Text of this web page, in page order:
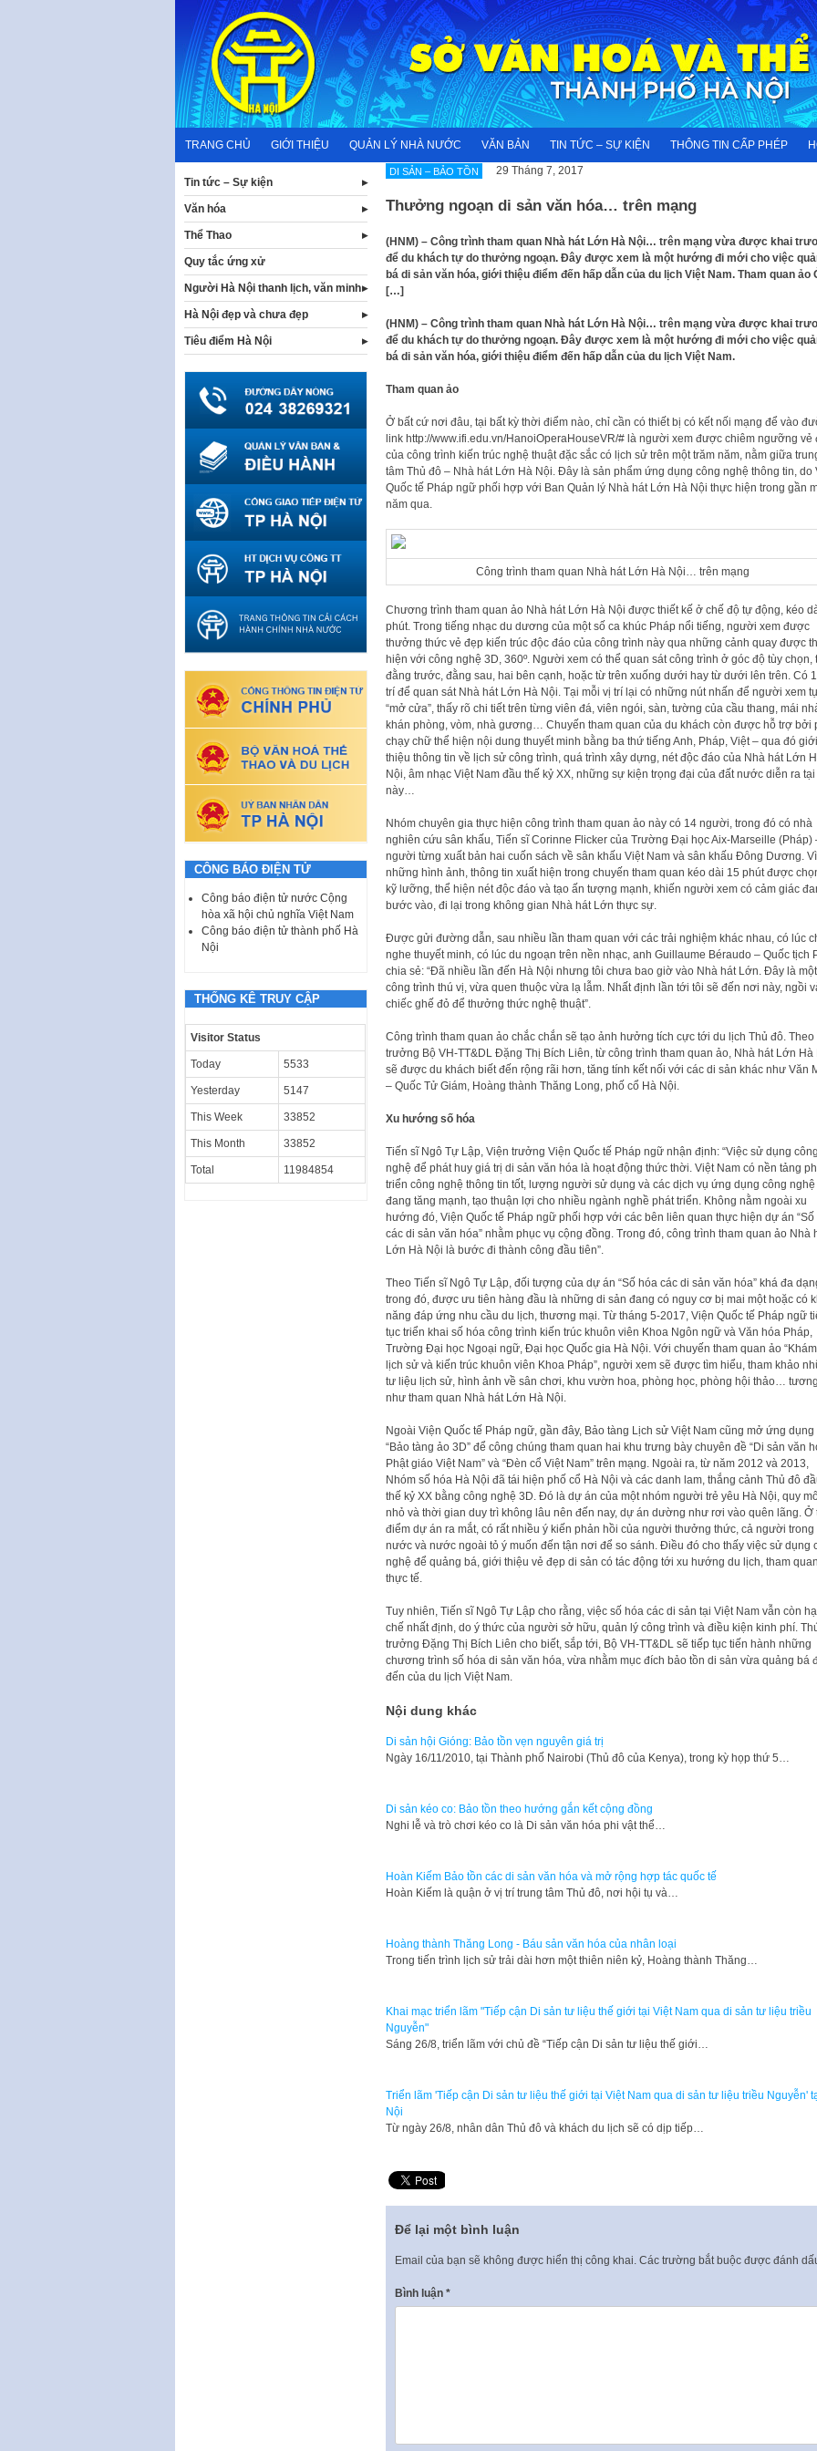
content
TRANG CHỦ GIỚI THIỆU QUẢN LÝ NHÀ NƯỚC VĂN BẢN TIN TỨC – SỰ KIỆN THÔNG TIN CẤP PHÉP
DI SẢN – BẢO TỒN 29 Tháng 7, 2017
Thưởng ngoạn di sản văn hóa… trên mạng
(HNM) – Công trình tham quan Nhà hát Lớn Hà Nội… trên mạng vừa được khai
để du khách tự do thưởng ngoạn. Đây được xem là một hướng đi mới cho việc
bá di sản văn hóa, giới thiệu điểm đến hấp dẫn của du lịch Việt Nam. Tham quan ảo
[…]
(HNM) – Công trình tham quan Nhà hát Lớn Hà Nội… trên mạng vừa được khai
để du khách tự do thưởng ngoạn. Đây được xem là một hướng đi mới cho việc
bá di sản văn hóa, giới thiệu điểm đến hấp dẫn của du lịch Việt Nam.
Tham quan ảo
Ở bất cứ nơi đâu, tại bất kỳ thời điểm nào, chỉ cần có thiết bị có kết nối mạng để vào
link http://www.ifi.edu.vn/HanoiOperaHouseVR/# là người xem được chiêm ngưỡng vẻ
của công trình kiến trúc nghệ thuật đặc sắc có lịch sử trên một trăm năm, nằm giữa
tâm Thủ đô – Nhà hát Lớn Hà Nội. Đây là sản phẩm ứng dụng công nghệ thông tin, do
Quốc tế Pháp ngữ phối hợp với Ban Quản lý Nhà hát Lớn Hà Nội thực hiện trong gần
năm qua.
Công trình tham quan Nhà hát Lớn Hà Nội… trên mạng
Chương trình tham quan ảo Nhà hát Lớn Hà Nội được thiết kế ở chế độ tự động, kéo
phút. Trong tiếng nhạc du dương của một số ca khúc Pháp nổi tiếng, người xem được
thưởng thức vẻ đẹp kiến trúc độc đáo của công trình này qua những cảnh quay được
hiện với công nghệ 3D, 360º. Người xem có thể quan sát công trình ở góc độ tùy chọn,
đằng trước, đằng sau, hai bên cạnh, hoặc từ trên xuống dưới hay từ dưới lên trên. Có
trí để quan sát Nhà hát Lớn Hà Nội. Tại mỗi vị trí lại có những nút nhấn để người xem
“mở cửa”, thấy rõ chi tiết trên từng viên đá, viên ngói, sàn, tường của cầu thang, mái
khán phòng, vòm, nhà gương… Chuyến tham quan của du khách còn được hỗ trợ bởi
chạy chữ thể hiện nội dung thuyết minh bằng ba thứ tiếng Anh, Pháp, Việt – qua đó giới
thiệu thông tin về lịch sử công trình, quá trình xây dựng, nét độc đáo của Nhà hát Lớn
Nội, âm nhạc Việt Nam đầu thế kỷ XX, những sự kiện trọng đại của đất nước diễn ra
này…
Nhóm chuyên gia thực hiện công trình tham quan ảo này có 14 người, trong đó có nhà
nghiên cứu sân khấu, Tiến sĩ Corinne Flicker của Trường Đại học Aix-Marseille (Pháp)
người từng xuất bản hai cuốn sách về sân khấu Việt Nam và sân khấu Đông Dương. Vì
những hình ảnh, thông tin xuất hiện trong chuyến tham quan kéo dài 15 phút được
kỹ lưỡng, thể hiện nét độc đáo và tạo ấn tượng mạnh, khiến người xem có cảm giác
bước vào, đi lại trong không gian Nhà hát Lớn thực sự.
Được gửi đường dẫn, sau nhiều lần tham quan với các trải nghiệm khác nhau, có lúc
nghe thuyết minh, có lúc du ngoạn trên nền nhạc, anh Guillaume Béraudo – Quốc tịch
chia sẻ: “Đã nhiều lần đến Hà Nội nhưng tôi chưa bao giờ vào Nhà hát Lớn. Đây là một
công trình thú vị, vừa quen thuộc vừa lạ lẫm. Nhất định lần tới tôi sẽ đến nơi này, ngồi
chiếc ghế đỏ để thưởng thức nghệ thuật”.
Công trình tham quan ảo chắc chắn sẽ tạo ảnh hưởng tích cực tới du lịch Thủ đô. Theo
trưởng Bộ VH-TT&DL Đặng Thị Bích Liên, từ công trình tham quan ảo, Nhà hát Lớn Hà
sẽ được du khách biết đến rộng rãi hơn, tăng tính kết nối với các di sản khác như Văn
– Quốc Tử Giám, Hoàng thành Thăng Long, phố cổ Hà Nội.
Xu hướng số hóa
Tiến sĩ Ngô Tự Lập, Viện trưởng Viện Quốc tế Pháp ngữ nhận định: “Việc sử dụng công
nghệ để phát huy giá trị di sản văn hóa là hoạt động thức thời. Việt Nam có nền tảng
triển công nghệ thông tin tốt, lượng người sử dụng và các dịch vụ ứng dụng công nghệ
đang tăng mạnh, tạo thuận lợi cho nhiều ngành nghề phát triển. Không nằm ngoài xu
hướng đó, Viện Quốc tế Pháp ngữ phối hợp với các bên liên quan thực hiện dự án “Số
các di sản văn hóa” nhằm phục vụ cộng đồng. Trong đó, công trình tham quan ảo Nhà
Lớn Hà Nội là bước đi thành công đầu tiên”.
Theo Tiến sĩ Ngô Tự Lập, đối tượng của dự án “Số hóa các di sản văn hóa” khá đa
trong đó, được ưu tiên hàng đầu là những di sản đang có nguy cơ bị mai một hoặc có
năng đáp ứng nhu cầu du lịch, thương mại. Từ tháng 5-2017, Viện Quốc tế Pháp ngữ
tục triển khai số hóa công trình kiến trúc khuôn viên Khoa Ngôn ngữ và Văn hóa Pháp,
Trường Đại học Ngoại ngữ, Đại học Quốc gia Hà Nội. Với chuyến tham quan ảo
lịch sử và kiến trúc khuôn viên Khoa Pháp”, người xem sẽ được tìm hiểu, tham khảo
tư liệu lịch sử, hình ảnh về sân chơi, khu vườn hoa, phòng học, phòng hội thảo…
như tham quan Nhà hát Lớn Hà Nội.
Ngoài Viện Quốc tế Pháp ngữ, gần đây, Bảo tàng Lịch sử Việt Nam cũng mở ứng dụng
“Bảo tàng ảo 3D” để công chúng tham quan hai khu trưng bày chuyên đề “Di sản văn
Phật giáo Việt Nam” và “Đèn cổ Việt Nam” trên mạng. Ngoài ra, từ năm 2012 và 2013,
Nhóm số hóa Hà Nội đã tái hiện phố cổ Hà Nội và các danh lam, thắng cảnh Thủ đô
thế kỷ XX bằng công nghệ 3D. Đó là dự án của một nhóm người trẻ yêu Hà Nội, quy
nhỏ và thời gian duy trì không lâu nên đến nay, dự án dường như rơi vào quên lãng. Ở
điểm dự án ra mắt, có rất nhiều ý kiến phản hồi của người thưởng thức, cả người trong
nước và nước ngoài tỏ ý muốn đến tận nơi để so sánh. Điều đó cho thấy việc sử dụng
nghệ để quảng bá, giới thiệu vẻ đẹp di sản có tác động tới xu hướng du lịch, tham quan
thực tế.
Tuy nhiên, Tiến sĩ Ngô Tự Lập cho rằng, việc số hóa các di sản tại Việt Nam vẫn còn
chế nhất định, do ý thức của người sở hữu, quản lý công trình và điều kiện kinh phí.
trưởng Đặng Thị Bích Liên cho biết, sắp tới, Bộ VH-TT&DL sẽ tiếp tục tiến hành những
chương trình số hóa di sản văn hóa, vừa nhằm mục đích bảo tồn di sản vừa quảng bá
đến của du lịch Việt Nam.
Nội dung khác
Di sản hội Gióng: Bảo tồn vẹn nguyên giá trị
Ngày 16/11/2010, tại Thành phố Nairobi (Thủ đô của Kenya), trong kỳ họp thứ 5…
Di sản kéo co: Bảo tồn theo hướng gắn kết cộng đồng
Nghi lễ và trò chơi kéo co là Di sản văn hóa phi vật thể…
Hoàn Kiếm Bảo tồn các di sản văn hóa và mở rộng hợp tác quốc tế
Hoàn Kiếm là quận ở vị trí trung tâm Thủ đô, nơi hội tụ và…
Hoàng thành Thăng Long - Báu sản văn hóa của nhân loại
Trong tiến trình lịch sử trải dài hơn một thiên niên kỷ, Hoàng thành Thăng…
Khai mạc triển lãm "Tiếp cận Di sản tư liệu thế giới tại Việt Nam qua di sản tư liệu triều
Nguyễn"
Sáng 26/8, triển lãm với chủ đề “Tiếp cận Di sản tư liệu thế giới…
Triển lãm 'Tiếp cận Di sản tư liệu thế giới tại Việt Nam qua di sản tư liệu triều Nguyễn'
Nội
Từ ngày 26/8, nhân dân Thủ đô và khách du lịch sẽ có dịp tiếp…
Để lại một bình luận
Email của bạn sẽ không được hiển thị công khai. Các trường bắt buộc được đánh
Bình luận *
Tin tức – Sự kiện
Văn hóa
Thể Thao
Quy tắc ứng xử
Người Hà Nội thanh lịch, văn minh
Hà Nội đẹp và chưa đẹp
Tiêu điểm Hà Nội
CÔNG BÁO ĐIỆN TỬ
Công báo điện tử nước Cộng
hòa xã hội chủ nghĩa Việt Nam
Công báo điện tử thành phố Hà
Nội
THỐNG KÊ TRUY CẬP
Visitor Status
Today 5533
Yesterday 5147
This Week 33852
This Month 33852
Total 11984854